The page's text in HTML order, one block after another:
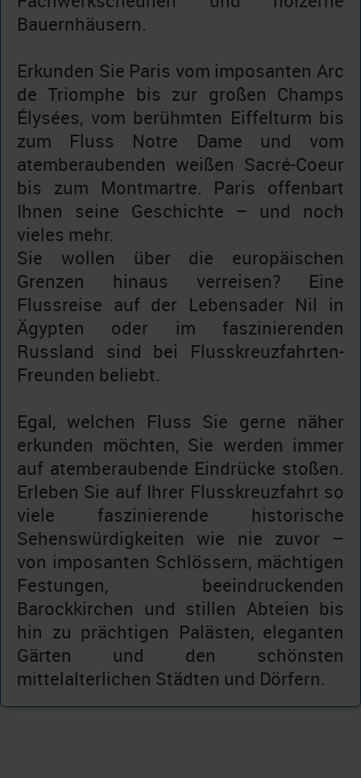
Bauernhäusern.
Erkunden Sie Paris vom imposanten Arc
de Triomphe bis zur großen Champs
Élysées, vom berühmten Eiffelturm bis
zum Fluss Notre Dame und vom
atemberaubenden weißen Sacré-Coeur
bis zum Montmartre. Paris offenbart
Ihnen seine Geschichte – und noch
vieles mehr.
Sie wollen über die europäischen
Grenzen hinaus verreisen? Eine
Flussreise auf der Lebensader Nil in
Ägypten oder im faszinierenden
Russland sind bei Flusskreuzfahrten-
Freunden beliebt.
Egal, welchen Fluss Sie gerne näher
erkunden möchten, Sie werden immer
auf atemberaubende Eindrücke stoßen.
Erleben Sie auf Ihrer Flusskreuzfahrt so
viele faszinierende historische
Sehenswürdigkeiten wie nie zuvor –
von imposanten Schlössern, mächtigen
Festungen, beeindruckenden
Barockkirchen und stillen Abteien bis
hin zu prächtigen Palästen, eleganten
Gärten und den schönsten
mittelalterlichen Städten und Dörfern.